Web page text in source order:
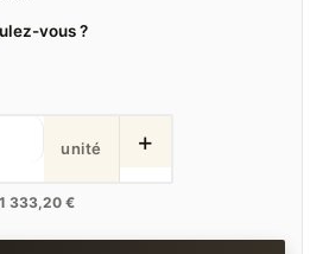
vous ?
unité +
1 333,20 €